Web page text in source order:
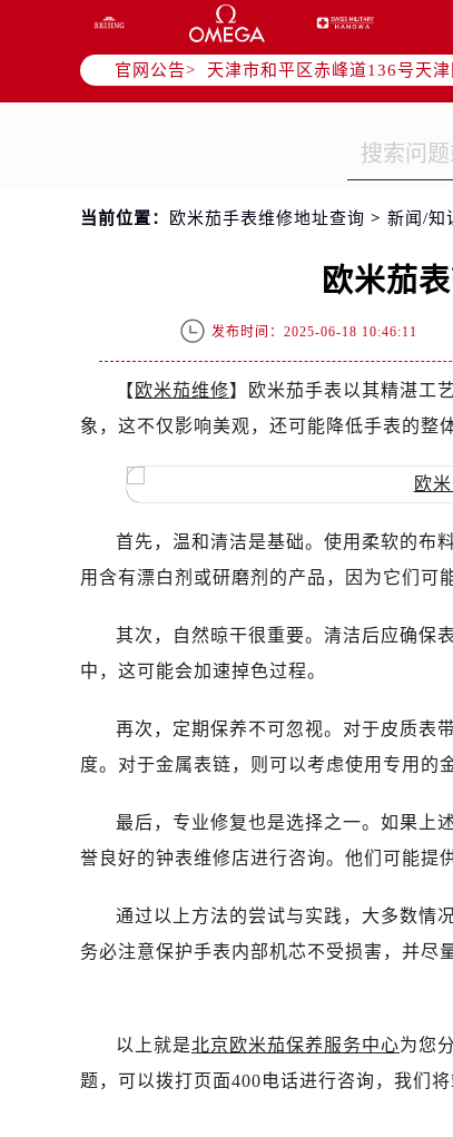
官网公告>
北京市东城区东长安街1号东
北京市朝阳区建国门外大街甲
天津市和平区赤峰道136号天
上海市徐汇区虹桥路3号港汇
南京市秦淮区中山南路1号（
徐州市鼓楼区淮海东路29号苏
盐城市盐都区世纪大道5号盐
泰州市海陵区永定东路399号
杭州市上城区钱江路1366号华
金华市金东区东市南街777号
嘉兴市南湖区广益路705号嘉
南昌市红谷滩新区红谷中大道
济南市历下区经十路11111号
广州市天河区天河路230号万
深圳市罗湖区深南东路5001号
惠州市惠城区江北文昌一路7号
福州市鼓楼区五四路128-1号
成都市锦江区人民东路6号
长沙市芙蓉区定王台街道建湘
郑州市二七区铭功路10号华润
沈阳市沈河区中街路137号亨
沈阳市沈河区中街路83号亨得
哈尔滨市道里区友谊西路600
大连市中山区人民路15号国际
当前位置： 欧米茄手表维修地址查询 > 新闻/知
欧米茄
发布时间：2025-06-18 10:46:11
【 欧米茄维修】欧米茄手表以其精湛工
象，这不仅影响美观，还可能降低手表的整
首先，温和清洁是基础。使用柔软的布
用含有漂白剂或研磨剂的产品，因为它们可
其次，自然晾干很重要。清洁后应确保
中，这可能会加速掉色过程。
再次，定期保养不可忽视。对于皮质表
度。对于金属表链，则可以考虑使用专用的
最后，专业修复也是选择之一。如果上
誉良好的钟表维修店进行咨询。他们可能提
通过以上方法的尝试与实践，大多数情
务必注意保护手表内部机芯不受损害，并尽
以上就是北京欧米茄保养服务中心为您
题，可以拨打页面400电话进行咨询，我们将